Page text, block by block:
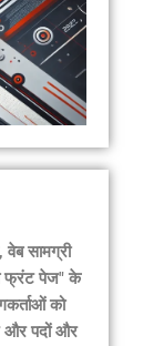
सामग्री
फ्रंट पेज" के
को
और पदों और